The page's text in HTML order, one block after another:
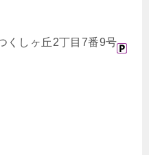
くしヶ丘2丁目7番9号